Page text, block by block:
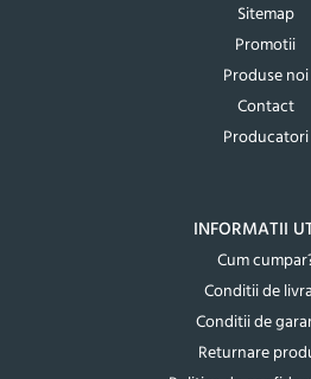
Sitemap
Promotii
Produse noi
Contact
Producatori
INFORMATII
Cum
Conditii de
Conditii de
Returnare